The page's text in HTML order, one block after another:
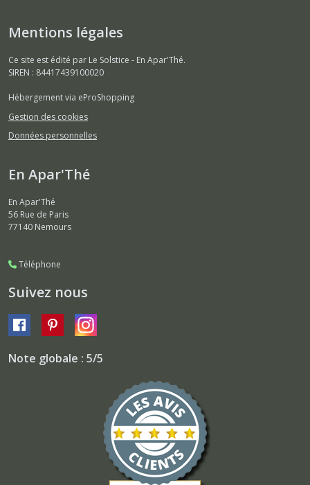
Mentions légales
Ce site est édité par Le Solstice - En Apar'Thé.
SIREN : 84417439100020
Hébergement via eProShopping
Gestion des cookies
Données personnelles
En Apar'Thé
En Apar'Thé
56 Rue de Paris
77140 Nemours
Téléphone
Suivez nous
Note globale : 5/5